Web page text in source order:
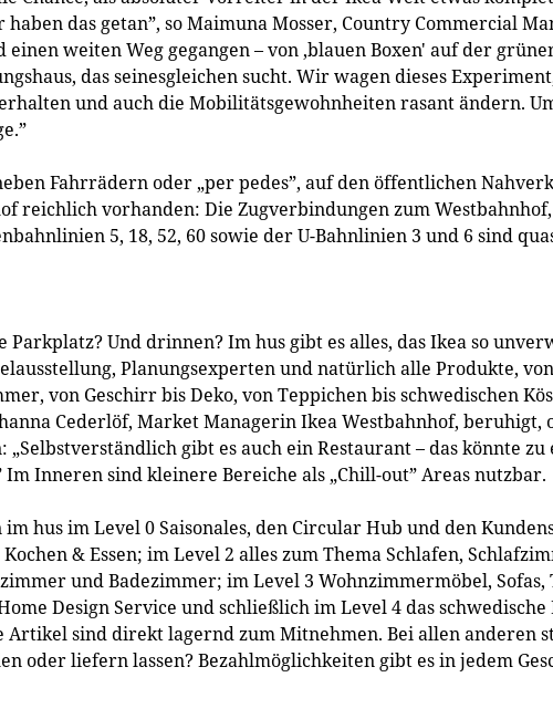
das getan”, so Maimuna Mosser, Country Commercial
weiten Weg gegangen – von ‚blauen Boxen' auf der
das seinesgleichen sucht. Wir wagen dieses
und auch die Mobilitätsgewohnheiten rasant ändern.
Fahrrädern oder „per pedes”, auf den öffentlichen
reichlich vorhanden: Die Zugverbindungen zum
5, 18, 52, 60 sowie der U-Bahnlinien 3 und 6 sind
Parkplatz? Und drinnen? Im hus gibt es alles, das Ikea so
Planungsexperten und natürlich alle Produkte,
von Geschirr bis Deko, von Teppichen bis schwedischen
Cederlöf, Market Managerin Ikea Westbahnhof, beruhigt,
„Selbstverständlich gibt es auch ein Restaurant – das könnte
Inneren sind kleinere Bereiche als „Chill-out” Areas nutzbar.
hus im Level 0 Saisonales, den Circular Hub und den
& Essen; im Level 2 alles zum Thema Schlafen,
und Badezimmer; im Level 3 Wohnzimmermöbel,
Design Service und schließlich im Level 4 das
Artikel sind direkt lagernd zum Mitnehmen. Bei allen anderen
oder liefern lassen? Bezahlmöglichkeiten gibt es in jedem